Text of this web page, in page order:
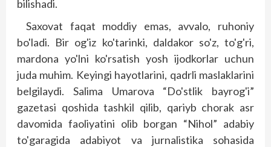
bilishadi.
Saxovat faqat moddiy emas, avvalo, ruhoniy
bo'ladi. Bir og'iz ko'tarinki, daldakor so'z, to'g'ri,
mardona yo'lni ko'rsatish yosh ijodkorlar uchun
juda muhim. Keyingi hayotlarini, qadrli maslaklarini
belgilaydi. Salima Umarova “Do'stlik bayrog'i”
gazetasi qoshida tashkil qilib, qariyb chorak asr
davomida faoliyatini olib borgan “Nihol” adabiy
to'garagida adabiyot va jurnalistika sohasida